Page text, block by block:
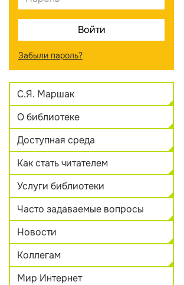
Забыли пароль?
С.Я. Маршак
О библиотеке
Доступная среда
Как стать читателем
Услуги библиотеки
Часто задаваемые вопросы
Новости
Коллегам
Мир Интернет